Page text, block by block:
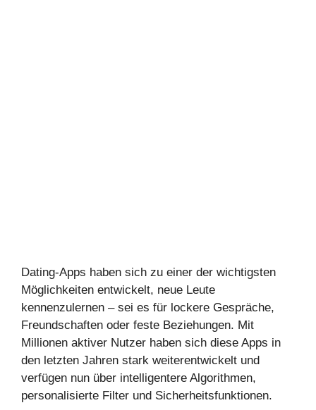
Dating-Apps haben sich zu einer der wichtigsten
Möglichkeiten entwickelt, neue Leute
kennenzulernen – sei es für lockere Gespräche,
Freundschaften oder feste Beziehungen. Mit
Millionen aktiver Nutzer haben sich diese Apps in
den letzten Jahren stark weiterentwickelt und
verfügen nun über intelligentere Algorithmen,
personalisierte Filter und Sicherheitsfunktionen.